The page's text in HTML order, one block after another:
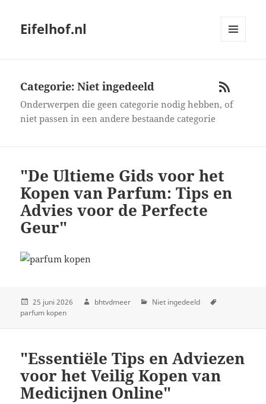
Eifelhof.nl
RSS
Categorie: Niet ingedeeld
Onderwerpen die geen categorie nodig hebben, of
niet passen in een andere bestaande categorie
"De Ultieme Gids voor het
Kopen van Parfum: Tips en
Advies voor de Perfecte
Geur"
25 juni 2026 bhtvdmeer
Niet ingedeeld
parfum kopen
"Essentiële Tips en Adviezen
voor het Veilig Kopen van
Medicijnen Online"